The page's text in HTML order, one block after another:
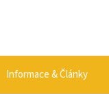
Informace & Články